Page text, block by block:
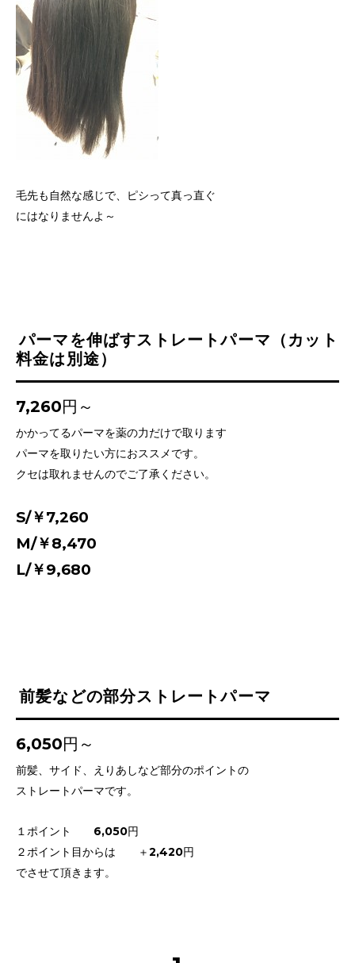
毛先も自然な感じで、ピシって真っ直ぐ
にはなりませんよ～
パーマを伸ばすストレートパーマ（カット
料金は別途）
7,260円～
かかってるパーマを薬の力だけで取ります
パーマを取りたい方におススメです。
クセは取れませんのでご了承ください。
S/￥7,260
M/￥8,470
L/￥9,680
前髪などの部分ストレートパーマ
6,050円～
前髪、サイド、えりあしなど部分のポイントの
ストレートパーマです。
１ポイント 6,050円
２ポイント目からは ＋2,420円
でさせて頂きます。